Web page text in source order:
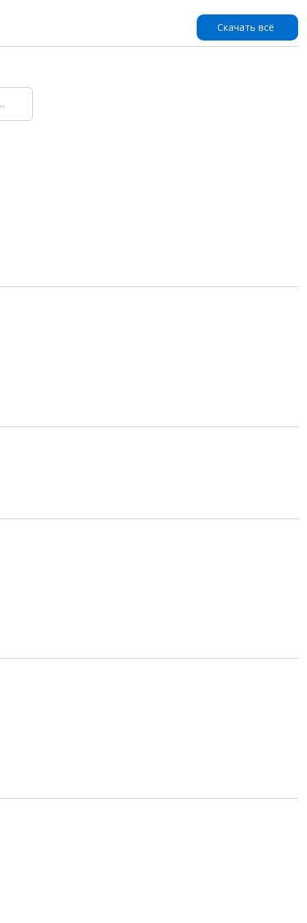
Скачать всё
ru (IT-Genn)